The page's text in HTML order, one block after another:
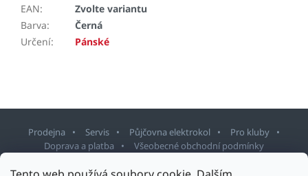
EAN:
Zvolte variantu
Barva:
Černá
Určení: Pánské
Prodejna Servis Půjčovna elektrokol
Pro kluby
Doprava a platba
Všeobecné obchodní podmínky